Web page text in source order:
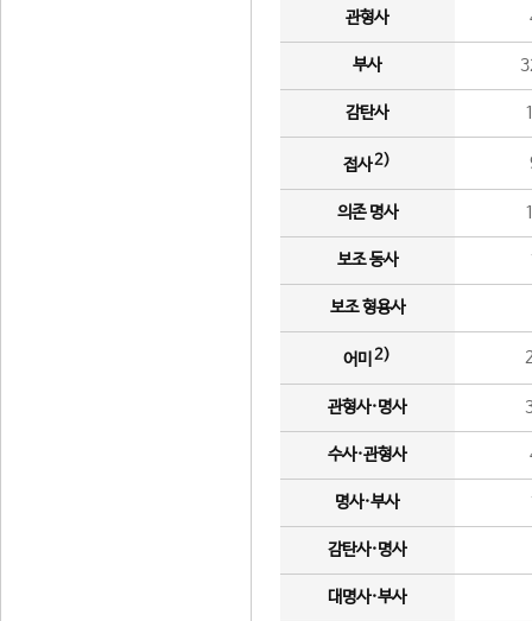
관형사
부사
감탄사
접사2)
의존 명사
보조 동사
보조 형용사
어미 2)
관형사·명사
수사·관형사
명사·부사
감탄사·명사
대명사·부사